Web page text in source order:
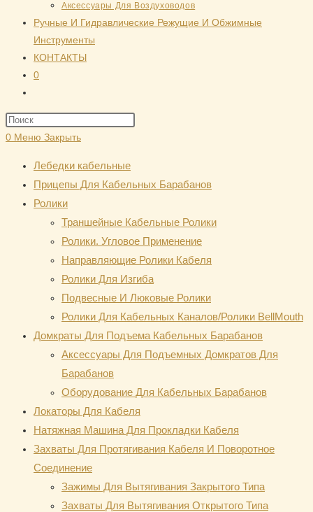
Аксессуары Для Воздуховодов
Ручные И Гидравлические Режущие И Обжимные
Инструменты
КОНТАКТЫ
0
по
веб-
сайту
закрыть
поиска.
0 Меню Закрыть
Лебедки кабельные
Прицепы Для Кабельных Барабанов
Ролики
Траншейные Кабельные Ролики
Ролики. Угловое Применение
Направляющие Ролики Кабеля
Ролики Для Изгиба
Подвесные И Люковые Ролики
Ролики Для Кабельных Каналов/Ролики BellMouth
Домкраты Для Подъема Кабельных Барабанов
Аксессуары Для Подъемных Домкратов Для
Барабанов
Оборудование Для Кабельных Барабанов
Локаторы Для Кабеля
Натяжная Mашина Для Прокладки Кабеля
Захваты Для Протягивания Кабеля И Поворотное
Соединение
Зажимы Для Вытягивания Закрытого Типа
Захваты Для Вытягивания Открытого Типа